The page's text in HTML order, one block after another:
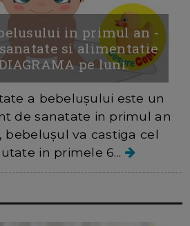
in primul an -
si alimentatie
pe luni.
a bebelușului este un
de sanatate in primul an
bebelușul va castiga cel
in primele 6...